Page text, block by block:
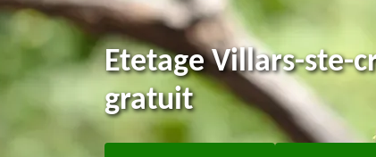
Etetage Villars-ste-
gratuit